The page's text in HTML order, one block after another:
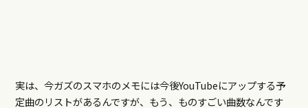
実は、今ガズのスマホのメモには今後YouTubeにアップする予
定曲のリストがあるんですが、もう、ものすごい曲数なんです